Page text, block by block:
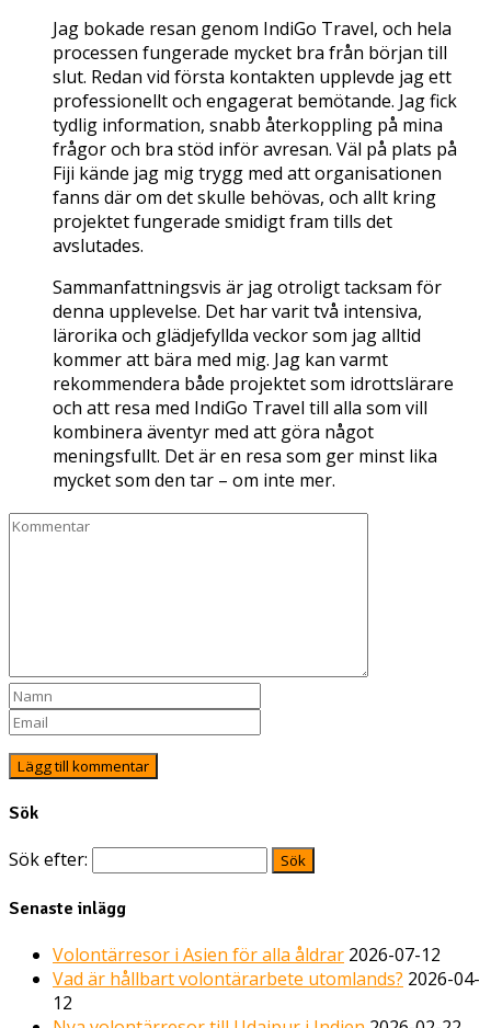
Jag bokade resan genom IndiGo Travel, och hela
processen fungerade mycket bra från början till
slut. Redan vid första kontakten upplevde jag ett
professionellt och engagerat bemötande. Jag fick
tydlig information, snabb återkoppling på mina
frågor och bra stöd inför avresan. Väl på plats på
Fiji kände jag mig trygg med att organisationen
fanns där om det skulle behövas, och allt kring
projektet fungerade smidigt fram tills det
avslutades.
Sammanfattningsvis är jag otroligt tacksam för
denna upplevelse. Det har varit två intensiva,
lärorika och glädjefyllda veckor som jag alltid
kommer att bära med mig. Jag kan varmt
rekommendera både projektet som idrottslärare
och att resa med IndiGo Travel till alla som vill
kombinera äventyr med att göra något
meningsfullt. Det är en resa som ger minst lika
mycket som den tar – om inte mer.
Sök
Sök efter:
Senaste inlägg
Volontärresor i Asien för alla åldrar 2026-07-12
Vad är hållbart volontärarbete utomlands? 2026-04-
12